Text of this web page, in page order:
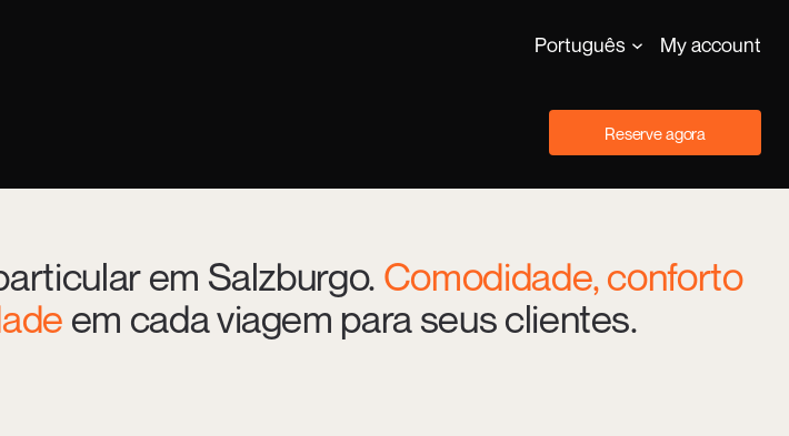
Português My account
Reserve agora
em Salzburgo. Comodidade, conforto
em cada viagem para seus clientes.